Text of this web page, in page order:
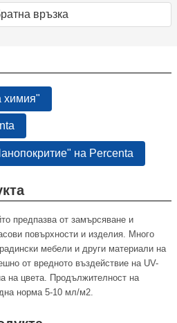
връзка
химия"
на Percenta
предпазва от замърсяване и
повърхности и изделия. Много
мебели и други материали на
от вредното въздействие на UV-
на цвета. Продължителност на
норма 5-10 мл/м2.